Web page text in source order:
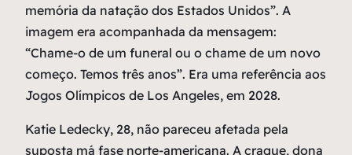
memória da natação dos Estados Unidos”. A
imagem era acompanhada da mensagem:
“Chame-o de um funeral ou o chame de um novo
começo. Temos três anos”. Era uma referência aos
Jogos Olímpicos de Los Angeles, em 2028.
Katie Ledecky, 28, não pareceu afetada pela
suposta má fase norte-americana. A craque, dona